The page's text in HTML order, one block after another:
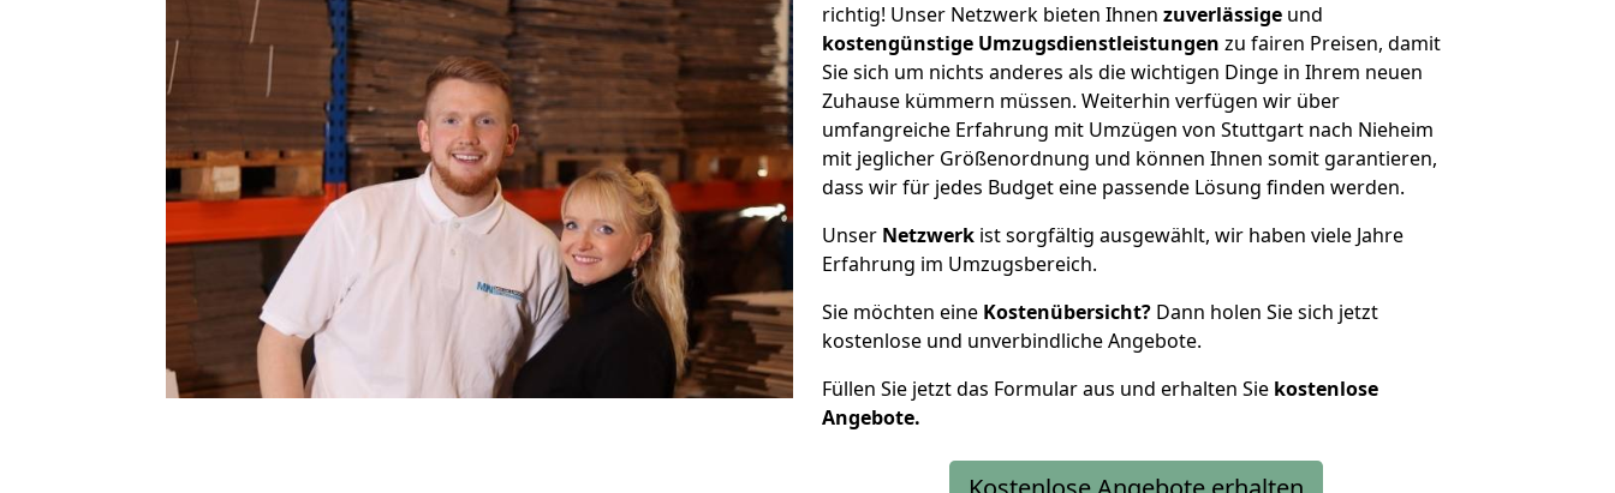
richtig! Unser Netzwerk bieten Ihnen zuverlässige und
kostengünstige Umzugsdienstleistungen zu fairen Preisen, damit
Sie sich um nichts anderes als die wichtigen Dinge in Ihrem neuen
Zuhause kümmern müssen. Weiterhin verfügen wir über
umfangreiche Erfahrung mit Umzügen von Stuttgart nach Nieheim
mit jeglicher Größenordnung und können Ihnen somit garantieren,
dass wir für jedes Budget eine passende Lösung finden werden.
Unser Netzwerk ist sorgfältig ausgewählt, wir haben viele Jahre
Erfahrung im Umzugsbereich.
Sie möchten eine Kostenübersicht? Dann holen Sie sich jetzt
kostenlose und unverbindliche Angebote.
Füllen Sie jetzt das Formular aus und erhalten Sie kostenlose
Angebote.